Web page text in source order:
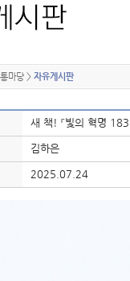
마당 > 자유게시판
새 책! 『빛의 혁명
김하은
2025.07.24